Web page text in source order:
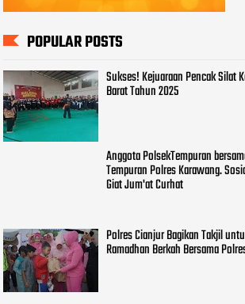
POPULAR POSTS
Sukses! Kejuaraan Pencak Silat
Barat Tahun 2025
Anggota PolsekTempuran
Tempuran Polres Karawang.
Giat Jum'at Curhat
Polres Cianjur Bagikan Takjil
Ramadhan Berkah Bersama